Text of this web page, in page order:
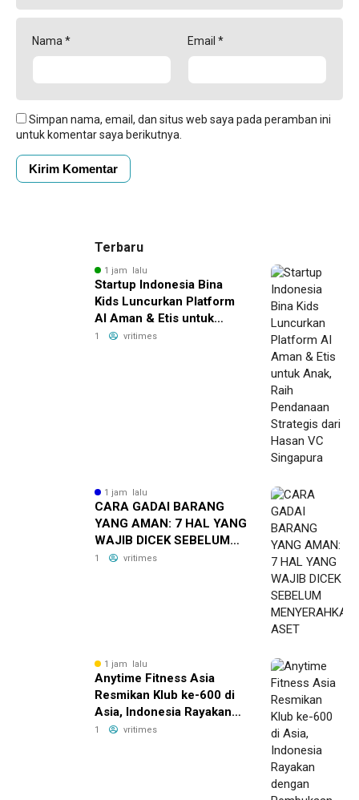
Nama * Email *
Simpan nama, email, dan situs web saya pada peramban ini
untuk komentar saya berikutnya.
Terbaru
1 jam lalu
Startup Indonesia Bina
Kids Luncurkan Platform
AI Aman & Etis untuk
Anak, Raih Pendanaan
1 vritimes
1 jam lalu
CARA GADAI BARANG
YANG AMAN: 7 HAL YANG
WAJIB DICEK SEBELUM
MENYERAHKAN ASET
1 vritimes
1 jam lalu
Anytime Fitness Asia
Resmikan Klub ke-600 di
Asia, Indonesia Rayakan
dengan Pembukaan
1 vritimes